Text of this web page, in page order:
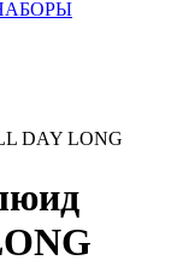
DAY LONG